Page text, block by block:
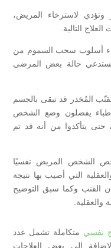
وتؤدي لاسترخاء المريض،
التالية.
أسلوب سحب السموم من
تستدعي حالة بعض المرضى
المُخدر قد تبقى بالجسم
شهور، فإن الأطباء يفضلون وضع الشخص
حتى يتأكدوا من أنه قد تم
الشخص المريض نفسيًا
التي أصيب بها نتيجة
القنب وكما سبق التوضيح
والعقلية.
نفسي متكاملة تشمل عدد
إلى بعض العلاجات